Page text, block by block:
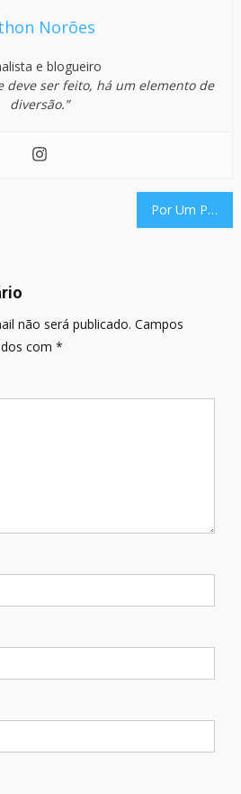
Norões
e blogueiro
deve ser feito, há um elemento de
diversão.”
Por Um Punhado De Bits: Zeenix, Retrato Da Indústria BR
não será publicado. Campos
com *